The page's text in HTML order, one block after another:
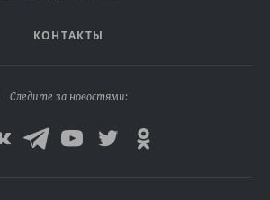
КОНТАКТЫ
Следите за новостями: